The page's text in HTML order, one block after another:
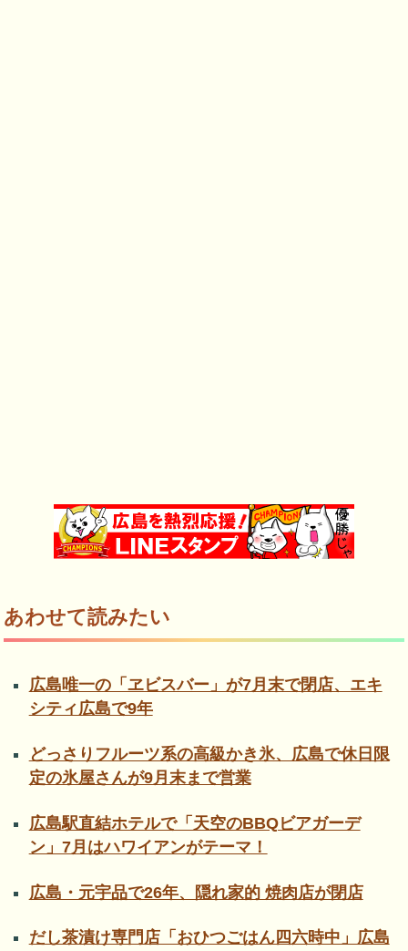
あわせて読みたい
広島唯一の「ヱビスバー」が7月末で閉店、エキ
シティ広島で9年
どっさりフルーツ系の高級かき氷、広島で休日限
定の氷屋さんが9月末まで営業
広島駅直結ホテルで「天空のBBQビアガーデ
ン」7月はハワイアンがテーマ！
広島・元宇品で26年、隠れ家的 焼肉店が閉店
だし茶漬け専門店「おひつごはん四六時中」広島